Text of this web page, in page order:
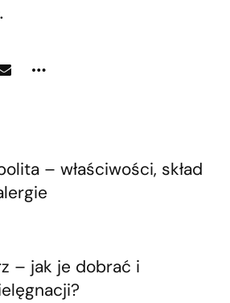
– właściwości, skład
– jak je dobrać i